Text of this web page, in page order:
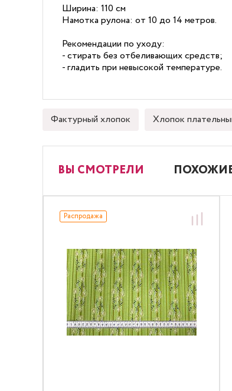
Ширина: 110 см
Намотка рулона: от 10 до 14 метров.
Рекомендации по уходу:
- стирать без отбеливающих средств;
- гладить при невысокой температуре.
Фактурный хлопок Хлопок
ВЫ СМОТРЕЛИ
Распродажа